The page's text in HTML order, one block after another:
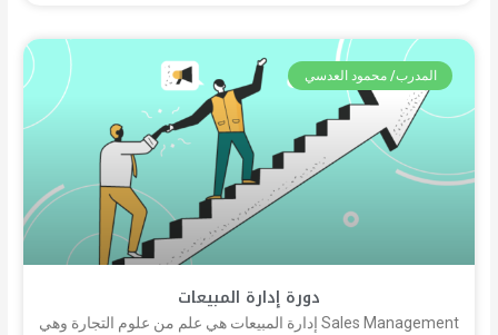
المدرب/ محمود العدسي
دورة إدارة المبيعات
Sales Management إدارة المبيعات هي علم من علوم التجارة وهي